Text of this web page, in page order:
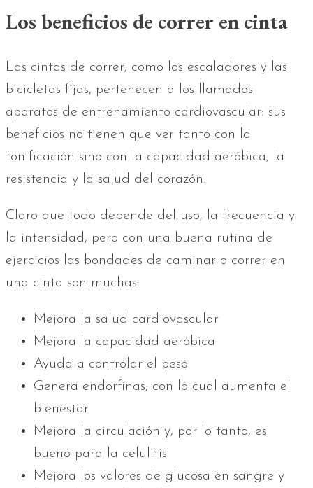
Los beneficios de correr en cinta
Las cintas de correr, como los escaladores y las
bicicletas fijas, pertenecen a los llamados
aparatos de entrenamiento cardiovascular: sus
beneficios no tienen que ver tanto con la
tonificación sino con la capacidad aeróbica, la
resistencia y la salud del corazón.
Claro que todo depende del uso, la frecuencia y
la intensidad, pero con una buena rutina de
ejercicios las bondades de caminar o correr en
una cinta son muchas:
Mejora la salud cardiovascular
Mejora la capacidad aeróbica
Ayuda a controlar el peso
Genera endorfinas, con lo cual aumenta el
bienestar
Mejora la circulación y, por lo tanto, es
bueno para la celulitis
Mejora los valores de glucosa en sangre y